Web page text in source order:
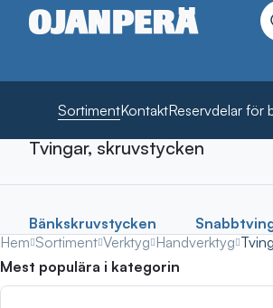
Sortiment
Fordon
Arbetsbelysning
Kemikalier
Arbetskläder, skyddsanordningar
Fästanordningar, beslag
KontaktReservdelar för
Tvingar, skruvstycken
Bänkskruvstycken
Hem Sortiment Verktyg Handverktyg
Mest populära i kategorin